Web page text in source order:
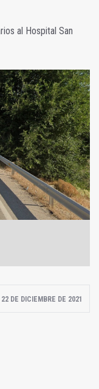
al Hospital San
DE DICIEMBRE DE 2021